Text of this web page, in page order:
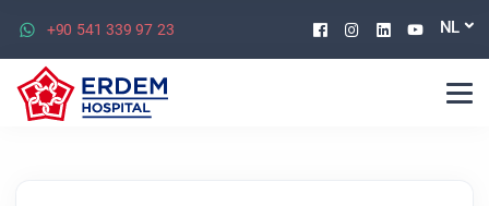
+90 541 339 97 23 Facebook
Instagram
Linkedin
NL